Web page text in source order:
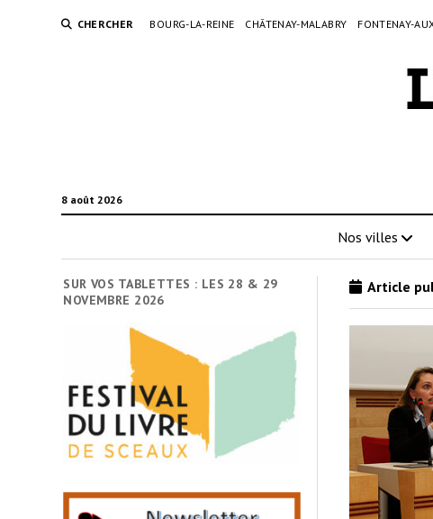
CHERCHER BOURG-LA-REINE CHÂTENAY-MALABRY FONTENAY-
8 août 2026
Nos villes
SUR VOS TABLETTES : LES 28 & 29
NOVEMBRE 2026
Article